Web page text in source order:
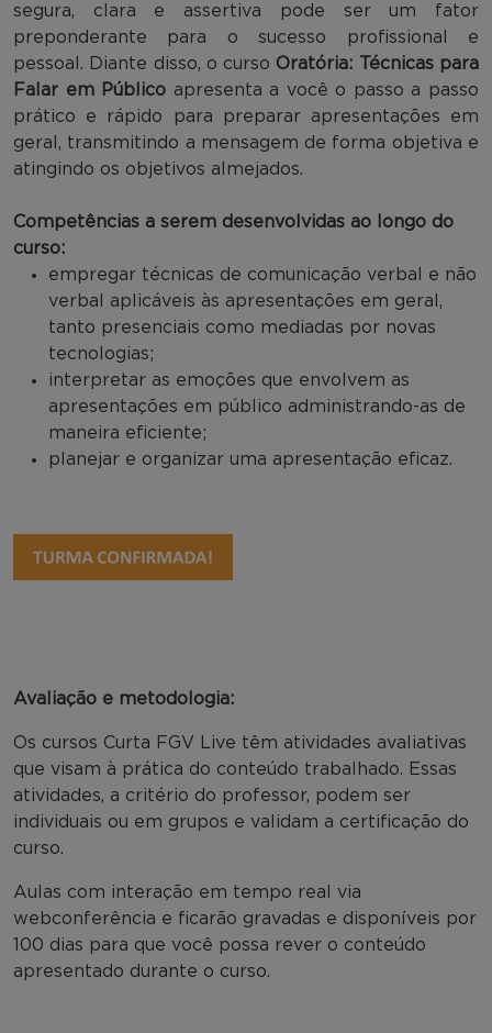
segura, clara e assertiva pode ser um fator
preponderante para o sucesso profissional e
pessoal. Diante disso, o curso Oratória: Técnicas para
Falar em Público apresenta a você o passo a passo
prático e rápido para preparar apresentações em
geral, transmitindo a mensagem de forma objetiva e
atingindo os objetivos almejados.
Competências a serem desenvolvidas ao longo do
curso:
empregar técnicas de comunicação verbal e não
verbal aplicáveis às apresentações em geral,
tanto presenciais como mediadas por novas
tecnologias;
interpretar as emoções que envolvem as
apresentações em público administrando-as de
maneira eficiente;
planejar e organizar uma apresentação eficaz.
Avaliação e metodologia:
Os cursos Curta FGV Live têm atividades avaliativas
que visam à prática do conteúdo trabalhado. Essas
atividades, a critério do professor, podem ser
individuais ou em grupos e validam a certificação do
curso.
Aulas com interação em tempo real via
webconferência e ficarão gravadas e disponíveis por
100 dias para que você possa rever o conteúdo
apresentado durante o curso.